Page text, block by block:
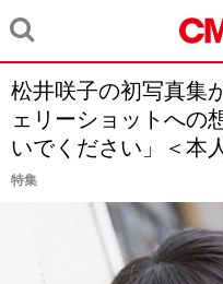
松井咲子の初写真集
ェリーショットへの
いでください」＜本
特集